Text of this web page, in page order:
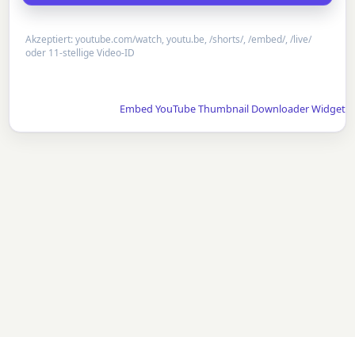
Akzeptiert: youtube.com/watch, youtu.be, /shorts/, /embed/, /live/
oder 11-stellige Video-ID
Embed YouTube Thumbnail Downloader Widget